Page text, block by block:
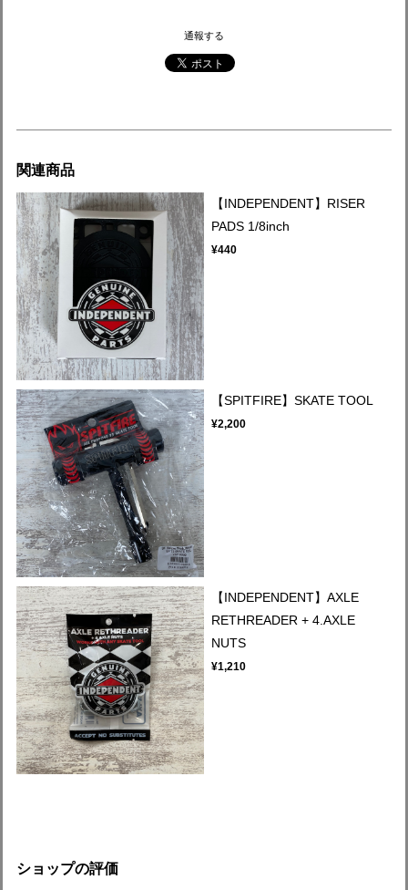
通報する
関連商品
【INDEPENDENT】RISER
PADS 1/8inch
¥440
【SPITFIRE】SKATE TOOL
¥2,200
【INDEPENDENT】AXLE
RETHREADER + 4.AXLE
NUTS
¥1,210
ショップの評価